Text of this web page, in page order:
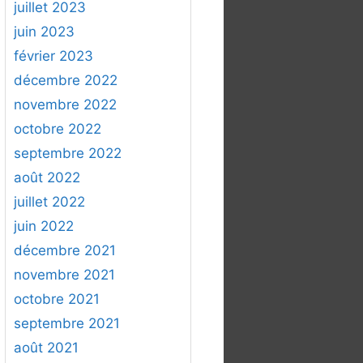
juillet 2023
juin 2023
février 2023
décembre 2022
novembre 2022
octobre 2022
septembre 2022
août 2022
juillet 2022
juin 2022
décembre 2021
novembre 2021
octobre 2021
septembre 2021
août 2021